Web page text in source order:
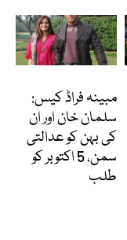
مبینہ فراڈ کیس:
سلمان خان اور ان
کی بہن کو عدالتی
سمن، 5 اکتوبر کو
طلب